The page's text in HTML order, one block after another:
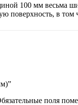
100 мм весьма
в том
поля